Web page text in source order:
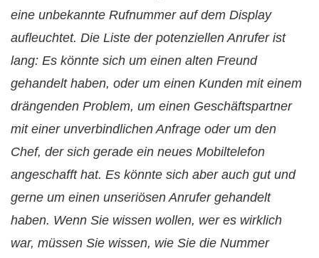
eine unbekannte Rufnummer auf dem Display
aufleuchtet. Die Liste der potenziellen Anrufer ist
lang: Es könnte sich um einen alten Freund
gehandelt haben, oder um einen Kunden mit einem
drängenden Problem, um einen Geschäftspartner
mit einer unverbindlichen Anfrage oder um den
Chef, der sich gerade ein neues Mobiltelefon
angeschafft hat. Es könnte sich aber auch gut und
gerne um einen unseriösen Anrufer gehandelt
haben. Wenn Sie wissen wollen, wer es wirklich
war, müssen Sie wissen, wie Sie die Nummer